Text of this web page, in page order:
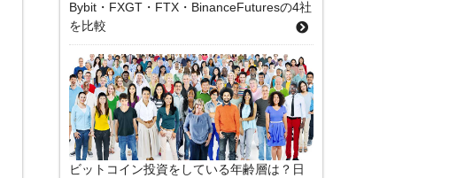
Bybit・FXGT・FTX・BinanceFuturesの4社
を比較
ビットコイン投資をしている年齢層は？日